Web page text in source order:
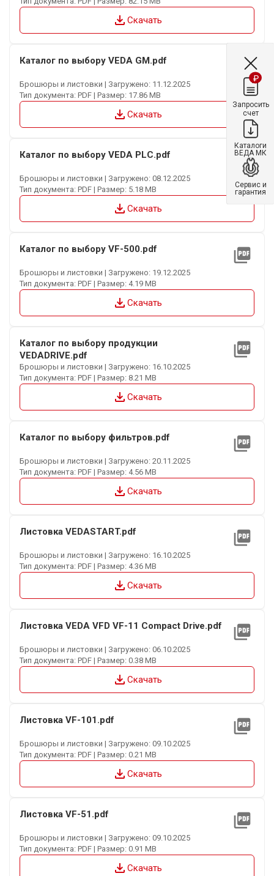
file_download Скачать
Каталог по выбору VEDA GM.pdf picture_as_pdf
Брошюры и листовки | Загружено: 11.12.2025
Тип документа: PDF | Размер: 17.86 MB
file_download Скачать
Каталог по выбору VEDA PLC.pdf picture_as_pdf
Брошюры и листовки | Загружено: 08.12.2025
Тип документа: PDF | Размер: 5.18 MB
file_download Скачать
Каталог по выбору VF-500.pdf picture_as_pdf
Брошюры и листовки | Загружено: 19.12.2025
Тип документа: PDF | Размер: 4.19 MB
file_download Скачать
Каталог по выбору продукции
VEDADRIVE.pdf
picture_as_pdf
Брошюры и листовки | Загружено: 16.10.2025
Тип документа: PDF | Размер: 8.21 MB
file_download Скачать
Каталог по выбору фильтров.pdf picture_as_pdf
Брошюры и листовки | Загружено: 20.11.2025
Тип документа: PDF | Размер: 4.56 MB
file_download Скачать
Листовка VEDASTART.pdf picture_as_pdf
Брошюры и листовки | Загружено: 16.10.2025
Тип документа: PDF | Размер: 4.36 MB
file_download Скачать
Листовка VEDA VFD VF-11 Compact Drive.pdf picture_as_pdf
Брошюры и листовки | Загружено: 06.10.2025
Тип документа: PDF | Размер: 0.38 MB
file_download Скачать
Листовка VF-101.pdf picture_as_pdf
Брошюры и листовки | Загружено: 09.10.2025
Тип документа: PDF | Размер: 0.21 MB
file_download Скачать
Листовка VF-51.pdf picture_as_pdf
Брошюры и листовки | Загружено: 09.10.2025
Тип документа: PDF | Размер: 0.91 MB
file_download Скачать
₽
Запросить
счет
Каталоги
ВЕДА МК
Сервис и
гарантия